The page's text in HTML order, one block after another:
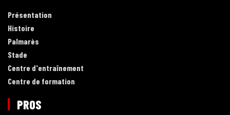
Présentation
Histoire
Palmarès
Stade
Centre d'entraînement
Centre de formation
PROS